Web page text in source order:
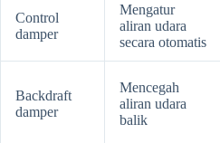
Control
damper
Mengatur
aliran udara
secara otomatis
Backdraft
damper
Mencegah
aliran udara
balik